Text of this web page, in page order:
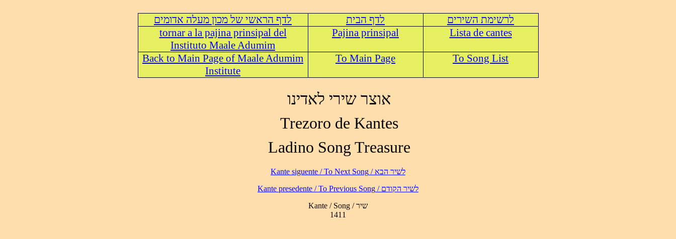
לרשימת השירים לדף הבית
לדף הראשי של מכון מעלה אדומים
Lista de cantes
Pajina prinsipal
tornar a la pajina prinsipal del
Instituto Maale Adumim
To Song List
To Main Page
Back to Main Page of Maale Adumim
Institute
אוצר שירי לאדינו
Trezoro de Kantes
Ladino Song Treasure
לשיר הבא / Kante siguente / To Next Song
לשיר הקודם / Kante presedente / To Previous Song
Kante / Song / שיר
1411